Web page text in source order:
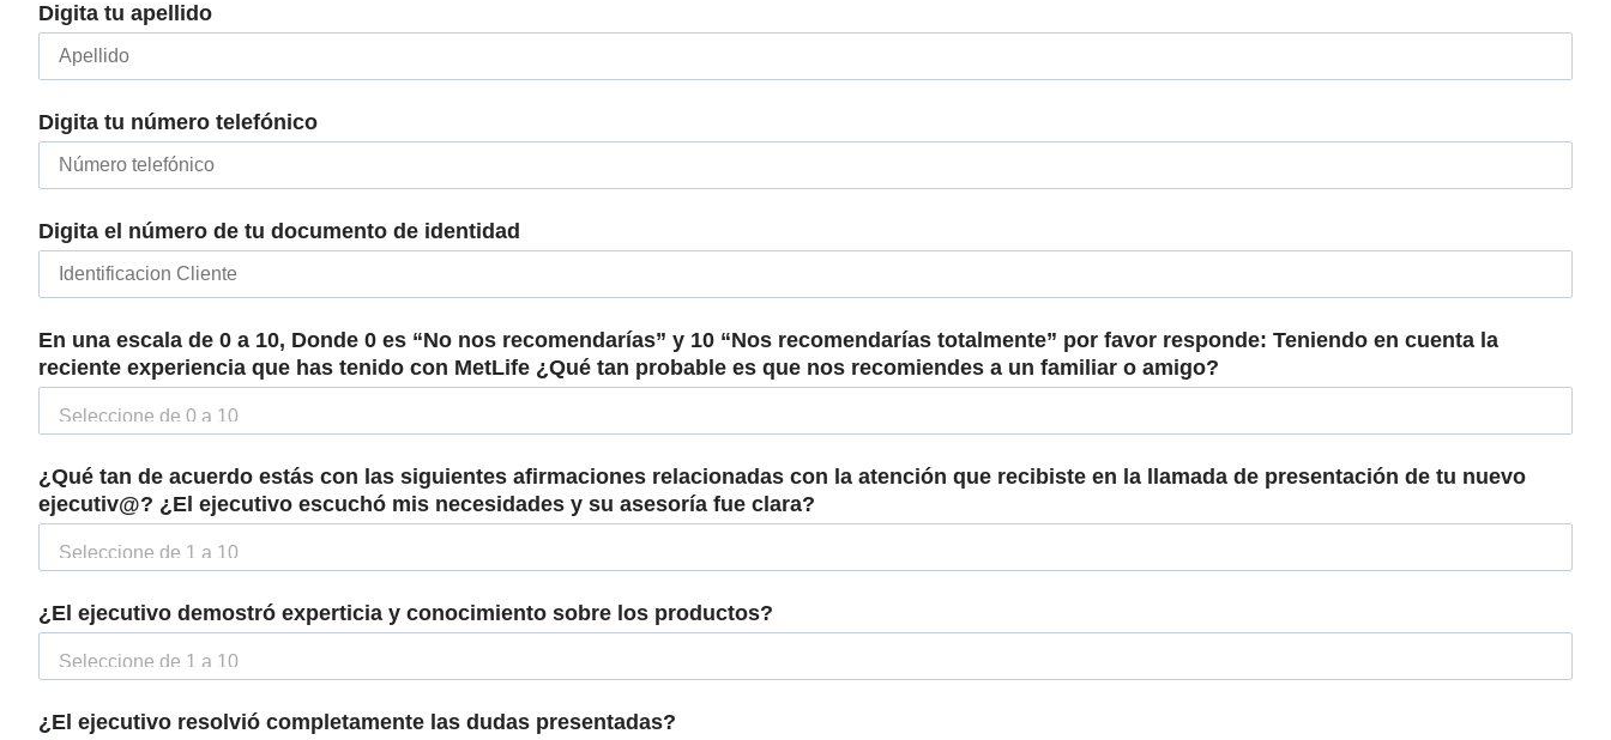
Digita tu apellido
Digita tu número telefónico
Digita el número de tu documento de identidad
En una escala de 0 a 10, Donde 0 es “No nos recomendarías” y 10 “Nos recomendarías totalmente” por favor responde: Teniendo en cuenta la
reciente experiencia que has tenido con MetLife ¿Qué tan probable es que nos recomiendes a un familiar o amigo?
¿Qué tan de acuerdo estás con las siguientes afirmaciones relacionadas con la atención que recibiste en la llamada de presentación de tu nuevo
ejecutiv@? ¿El ejecutivo escuchó mis necesidades y su asesoría fue clara?
¿El ejecutivo demostró experticia y conocimiento sobre los productos?
¿El ejecutivo resolvió completamente las dudas presentadas?